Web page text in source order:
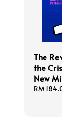
The
the
New
Regular
RM